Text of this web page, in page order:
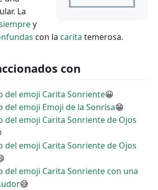
La
y
con la carita temerosa.
con
del emoji Carita Sonriente😀
del emoji Emoji de la Sonrisa😁
del emoji Carita Sonriente de Ojos
del emoji Carita Sonriente de Ojos
del emoji Carita Sonriente con una
😅